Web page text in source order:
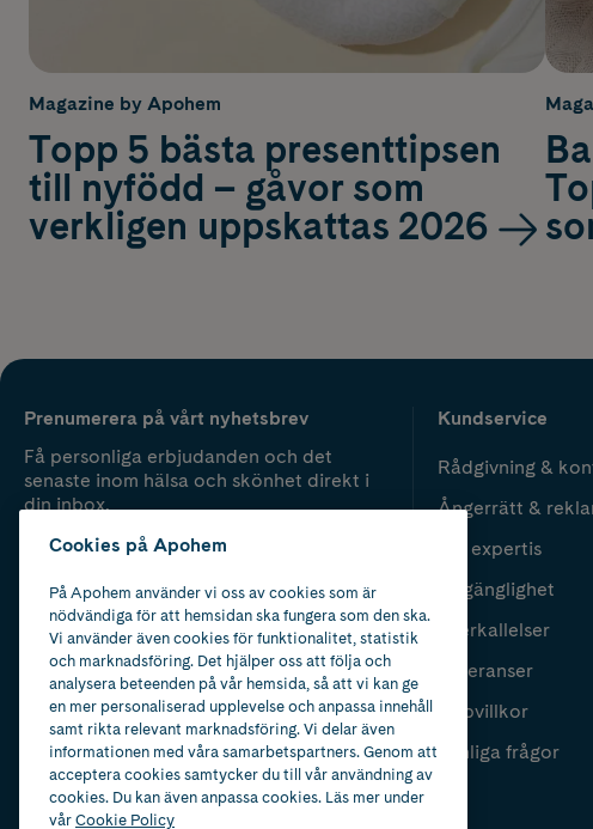
Magazine by Apohem
Topp 5 bästa presenttipsen
till nyfödd – gåvor som
verkligen uppskattas 2026
Prenumerera på vårt nyhetsbrev
Få personliga erbjudanden och det
senaste inom hälsa och skönhet direkt i
din inbox.
Kundservice
Rådgivning &
Ångerrätt &
Vår expertis
Tillgänglighet
Återkallelser
Leveranser
Köpvillkor
Vanliga frågor
Cookies på Apohem
På Apohem använder vi oss av cookies som är
nödvändiga för att hemsidan ska fungera som den ska.
Vi använder även cookies för funktionalitet, statistik
och marknadsföring. Det hjälper oss att följa och
analysera beteenden på vår hemsida, så att vi kan ge
en mer personaliserad upplevelse och anpassa innehåll
samt rikta relevant marknadsföring. Vi delar även
informationen med våra samarbetspartners. Genom att
acceptera cookies samtycker du till vår användning av
cookies. Du kan även anpassa cookies. Läs mer under
vårCookie Policy